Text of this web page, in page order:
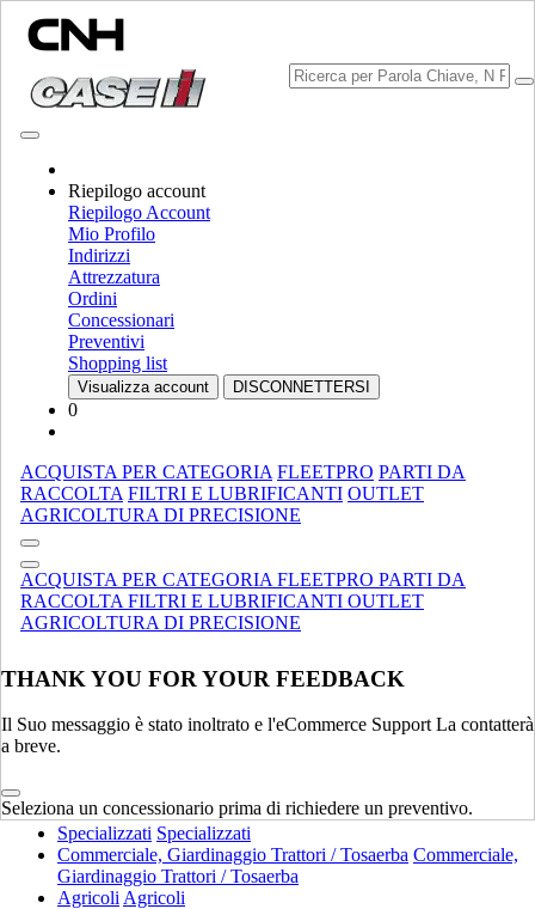
Riepilogo account
Riepilogo Account
Mio Profilo
Indirizzi
Attrezzatura
Ordini
Concessionari
Preventivi
Shopping list
Visualizza account DISCONNETTERSI
0
ACQUISTA PER CATEGORIA FLEETPRO PARTI DA
RACCOLTA FILTRI E LUBRIFICANTI OUTLET
AGRICOLTURA DI PRECISIONE
ACQUISTA PER CATEGORIA FLEETPRO PARTI DA
RACCOLTA FILTRI E LUBRIFICANTI OUTLET
AGRICOLTURA DI PRECISIONE
THANK YOU FOR YOUR FEEDBACK
Il Suo messaggio è stato inoltrato e l'eCommerce Support La contatterà
a breve.
Seleziona un concessionario prima di richiedere un preventivo.
Scegli Brand
Chiudi il menu
ATTREZZATURA
ATTREZZATURA
MOVIMENTAZIONE MATERIALE
Miscelatori Di Materiale Frantumato Miscelatori Di Materiale
Frantumato
Mini Pale Mini Pale
Pale Caricatrici Cingolate Compatte
Spandiletame Spandiletame
Specializzati Specializzati
TRATTORI
Utility Utility
Attrezzature
Specializzati Specializzati
Commerciale, Giardinaggio Trattori / Tosaerba Commerciale,
Giardinaggio Trattori / Tosaerba
Agricoli Agricoli